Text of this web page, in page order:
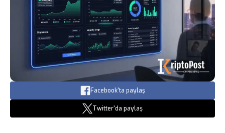
Facebook'ta paylaş
Twitter'da paylaş